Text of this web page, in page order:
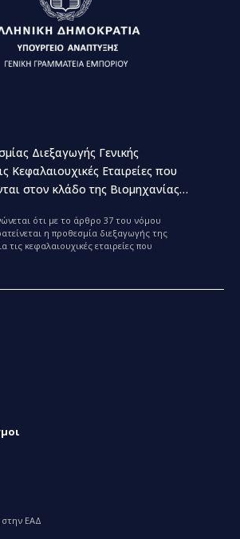
Διεξαγωγής Γενικής
Κεφαλαιουχικές Εταιρείες που
στον κλάδο της Βιομηχανίας
ότι με το άρθρο 37 του νόμου
η προθεσμία διεξαγωγής της
τις κεφαλαιουχικές εταιρείες που
στην ΕΑΔ